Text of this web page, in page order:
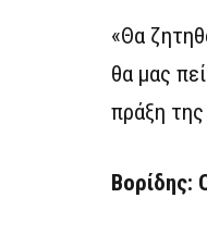
«Θα
θα μας
πράξη
Βορίδης: